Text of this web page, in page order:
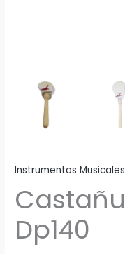
Instrumentos Musicales
Dp140